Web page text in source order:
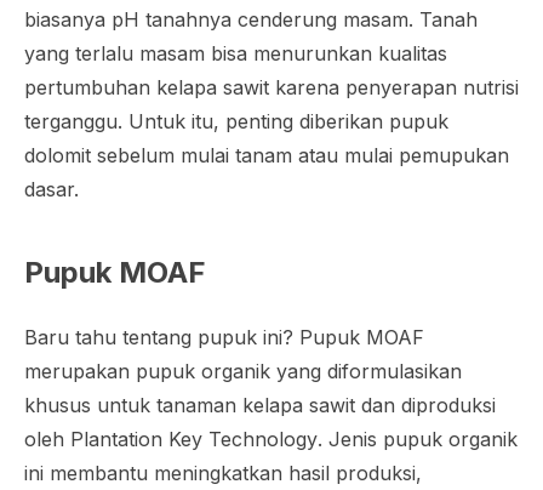
biasanya pH tanahnya cenderung masam. Tanah
yang terlalu masam bisa menurunkan kualitas
pertumbuhan kelapa sawit karena penyerapan nutrisi
terganggu. Untuk itu, penting diberikan pupuk
dolomit sebelum mulai tanam atau mulai pemupukan
dasar.
Pupuk MOAF
Baru tahu tentang pupuk ini? Pupuk MOAF
merupakan pupuk organik yang diformulasikan
khusus untuk tanaman kelapa sawit dan diproduksi
oleh Plantation Key Technology. Jenis pupuk organik
ini membantu meningkatkan hasil produksi,